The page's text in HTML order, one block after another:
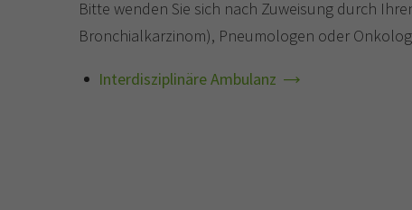
Bitte wenden Sie sich nach Zuweisung durch
Bronchialkarzinom), Pneumologen oder
Interdisziplinäre Ambulanz